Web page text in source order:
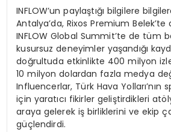
INFLOW’un paylaştığı bilgilere
Antalya’da, Rixos Premium
INFLOW Global Summit’te de tüm
kusursuz deneyimler yaşandığı
doğrultuda etkinlikte 400 milyon
10 milyon dolardan fazla medya
Influencerlar, Türk Hava Yolları’nın
için yaratıcı fikirler geliştirdikleri
araya gelerek iş birliklerini ve ekip
güçlendirdi.